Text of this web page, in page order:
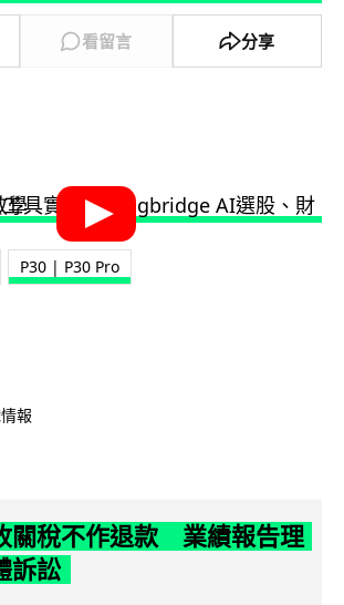
看留言 分享
P30 | P30 Pro
報
關稅不作退款 業績報告理
訴訟